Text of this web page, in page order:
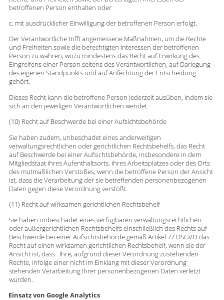
betroffenen Person enthalten oder
c. mit ausdrücklicher Einwilligung der betroffenen Person erfolgt.
Der Verantwortliche trifft angemessene Maßnahmen, um die Rechte
und Freiheiten sowie die berechtigten Interessen der betroffenen
Person zu wahren, wozu mindestens das Recht auf Erwirkung des
Eingreifens einer Person seitens des Verantwortlichen, auf Darlegung
des eigenen Standpunkts und auf Anfechtung der Entscheidung
gehört.
Dieses Recht kann die betroffene Person jederzeit ausüben, indem sie
sich an den jeweiligen Verantwortlichen wendet.
(10) Recht auf Beschwerde bei einer Aufsichtsbehörde
Sie haben zudem, unbeschadet eines anderweitigen
verwaltungsrechtlichen oder gerichtlichen Rechtsbehelfs, das Recht
auf Beschwerde bei einer Aufsichtsbehörde, insbesondere in dem
Mitgliedstaat ihres Aufenthaltsorts, ihres Arbeitsplatzes oder des Orts
des mutmaßlichen Verstoßes, wenn die betroffene Person der Ansicht
ist, dass die Verarbeitung der sie betreffenden personenbezogenen
Daten gegen diese Verordnung verstößt.
(11) Recht auf wirksamen gerichtlichen Rechtsbehelf
Sie haben unbeschadet eines verfügbaren verwaltungsrechtlichen
oder außergerichtlichen Rechtsbehelfs einschließlich des Rechts auf
Beschwerde bei einer Aufsichtsbehörde gemäß Artikel 77 DSGVO das
Recht auf einen wirksamen gerichtlichen Rechtsbehelf, wenn sie der
Ansicht ist, dass Ihre, aufgrund dieser Verordnung zustehenden
Rechte, infolge einer nicht im Einklang mit dieser Verordnung
stehenden Verarbeitung Ihrer personenbezogenen Daten verletzt
wurden.
Einsatz von Google Analytics